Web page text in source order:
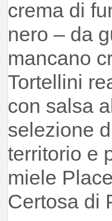
crema di
nero – da
mancano
Tortellini
con salsa
selezione
territorio e
miele
Certosa di